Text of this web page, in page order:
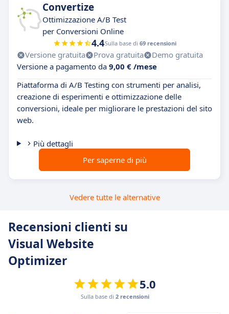
Convertize
Ottimizzazione A/B Test
per Conversioni Online
4.4Sulla base di 69 recensioni
Versione gratuita Prova gratuita
Demo gratuita
Versione a pagamento da 9,00 € /mese
Piattaforma di A/B Testing con strumenti per analisi,
creazione di esperimenti e ottimizzazione delle
conversioni, ideale per migliorare le prestazioni del sito
web.
Più dettagli
Per saperne di più
Vedere tutte le alternative
Recensioni clienti su
Visual Website
Optimizer
5.0
Sulla base di 2 recensioni